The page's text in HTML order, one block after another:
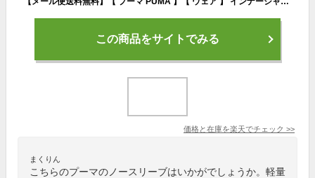
この商品をサイトでみる
価格と在庫を楽天でチェック >>
まくりん
こちらのプーマのノースリーブはいかがでしょうか。軽量